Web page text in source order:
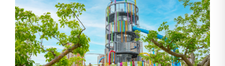
计幼儿园游乐区能满足孩子的成长需求呢？下面就跟随乐鱼
leyu游乐一起浅析《如何打造一个全新……